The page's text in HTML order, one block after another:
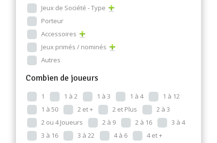
Jeux de Société - Type
Porteur
Accessoires
Jeux primés / nominés
Autres
Combien de joueurs
1 1 à 2 1 à 3 1 à 4
1 à 12
1 à 50
2 et + 2 et Plus
2 à 3
2 ou 4 Joueurs
2 à 9 2 à 16
3 à 4
3 à 16
3 à 22 4 à 6
4 et +